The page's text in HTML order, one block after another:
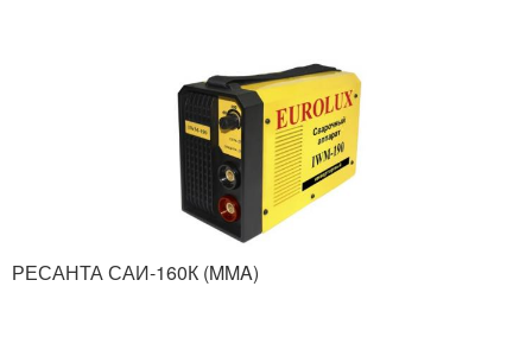
РЕСАНТА САИ-160К (MMA)